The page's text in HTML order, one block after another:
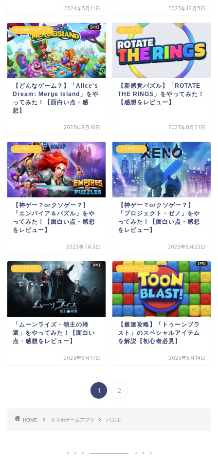
2024年3月11日 2023年12月5日
スマホゲームアプリ
【どんなゲーム？】「Alice's
Dream: Merge Island」をや
ってみた！【面白い点・感
想】
2023年9月10日
カジュアル
【新感覚パズル】「ROTATE
THE RINGS」をやってみた！
【感想をレビュー】
2023年8月21日
ストラテジー
【神ゲー？orクソゲー？】
「エンパイア＆パズル」をや
ってみた！【面白い点・感想
をレビュー】
2023年7月3日
ストラテジー
【神ゲー？orクソゲー？】
「プロジェクト・ゼノ」をや
ってみた！【面白い点・感想
をレビュー】
2023年6月23日
ストラテジー
「ムーンライズ・領主の帰
還」をやってみた！【面白い
点・感想をレビュー】
2023年6月17日
スマホゲームアプリ
【最速攻略】「トゥーンブラ
スト」のスペシャルアイテム
を解説【初心者必見】
2023年6月14日
1 2
HOME スマホゲームアプリ パズル